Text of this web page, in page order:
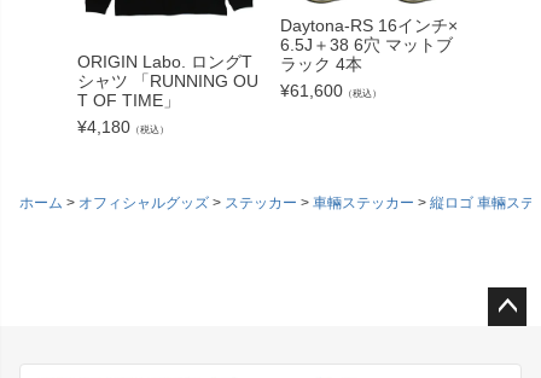
ORIGIN Labo. ロングT
シャツ 「RUNNING OU
T OF TIME」
¥4,180 （税込）
Daytona-RS 16インチ×
6.5J＋38 6穴 マットブ
ラック 4本
¥61,600 （税込）
ホーム オフィシャルグッズ ステッカー 車輛ステッカー 縦ロゴ 車輛ステ
ジト